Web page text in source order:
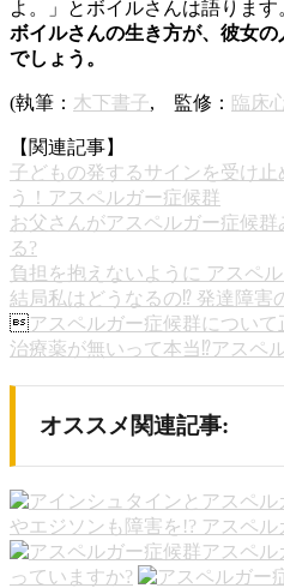
よ。」とボイルさんは語ります
ボイルさんの生き方が、彼女
でしょう。
(執筆： 木下書子, 監修： 臨床
【関連記事】
子どもの発するサインを受け
う！アスペルガー症候群
お父さんがアスペルガー症候
る?
負担を抱えないように アスペ
結局私はどうなるの⁉︎ 発達障害
アスペルガー症候群につい
治療薬が無いって本当⁉︎アスペ
オススメ関連記事:
やエジソンも障害を!? アスペル
アスペ
っていますか?